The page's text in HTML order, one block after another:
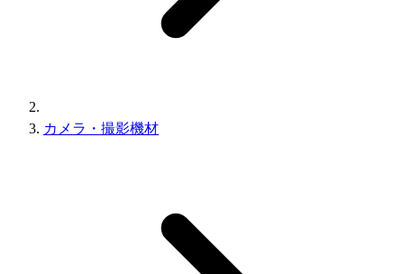
カメラ・撮影機材